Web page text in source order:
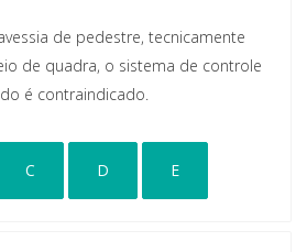
de pedestre, tecnicamente
de quadra, o sistema de controle
é contraindicado.
C D E